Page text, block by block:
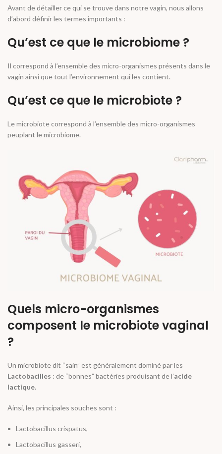
Avant de détailler ce qui se trouve dans notre vagin, nous allons
d’abord définir les termes importants :
Qu’est ce que le microbiome ?
Il correspond à l’ensemble des micro-organismes présents dans le
vagin ainsi que tout l’environnement qui les contient.
Qu’est ce que le microbiote ?
Le microbiote correspond à l’ensemble des micro-organismes
peuplant lemicrobiome.
Quels micro-organismes
composent le microbiote vaginal
?
Un microbiote dit “sain” est généralement dominé par les
Lactobacilles : de “bonnes” bactéries produisant de l’acide
lactique.
Ainsi, les principales souches sont :
Lactobacillus crispatus,
Lactobacillus gasseri,